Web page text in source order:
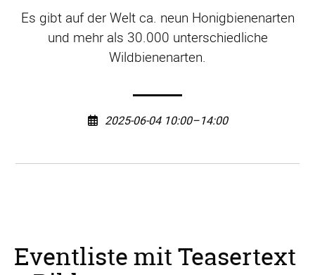
Es gibt auf der Welt ca. neun Honigbienenarten
und mehr als 30.000 unterschiedliche
Wildbienenarten.
2025-06-04 10:00–14:00
Eventliste mit Teasertext